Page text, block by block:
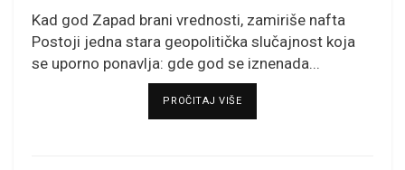
Kad god Zapad brani vrednosti, zamiriše nafta
Postoji jedna stara geopolitička slučajnost koja
se uporno ponavlja: gde god se iznenada...
PROČITAJ VIŠEDETAILS